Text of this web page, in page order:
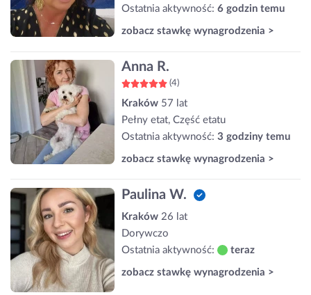
Ostatnia aktywność: 6 godzin temu
zobacz stawkę wynagrodzenia >
Anna R.
(4)
Kraków 57 lat
Pełny etat, Część etatu
Ostatnia aktywność: 3 godziny temu
zobacz stawkę wynagrodzenia >
Paulina W.
Kraków 26 lat
Dorywczo
Ostatnia aktywność:
teraz
zobacz stawkę wynagrodzenia >